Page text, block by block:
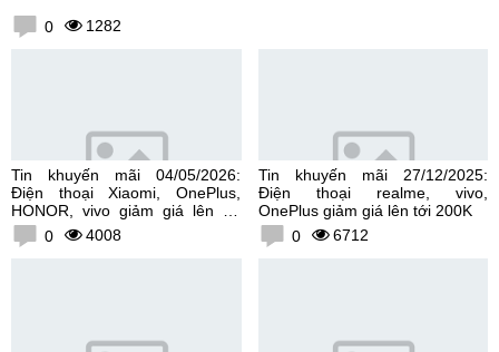
0 1282
Tin khuyến mãi 04/05/2026:
Điện thoại Xiaomi, OnePlus,
HONOR, vivo giảm giá lên tới
300K0 4008
Tin khuyến mãi 27/12/2025:
Điện thoại realme, vivo,
OnePlus giảm giá lên tới 200K
0
6712